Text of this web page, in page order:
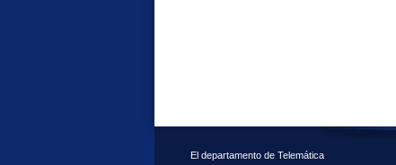
El departamento de Telemática